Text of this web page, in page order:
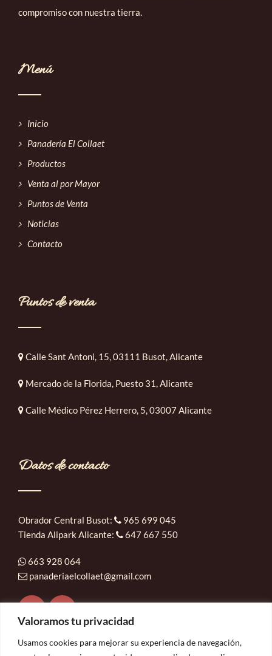
Valoramos tu privacidad
Usamos cookies para mejorar su experiencia de navegación,
compromiso con nuestra tierra.
Menú
Inicio
Panadería El Collaet
Productos
Venta al por Mayor
Puntos de Venta
Noticias
Contacto
Puntos de venta
Calle Sant Antoni, 15, 03111 Busot, Alicante
Mercado de la Florida, Puesto 31, Alicante
Calle Médico Pérez Herrero, 5, 03007 Alicante
Datos de contacto
Obrador Central Busot:
965 699 045
Tienda Alipark Alicante:
647 667 550
663 928 064
panaderiaelcollaet@gmail.com